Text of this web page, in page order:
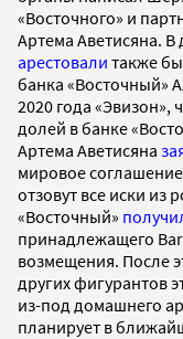
«Восточного» и
Артема Аветисяна. В
арестовали также
банка «Восточный»
2020 года «Эвизон»,
долей в банке
Артема Аветисяна
мировое
отзовут все иски из
«Восточный»
принадлежащего
возмещения. После
других фигурантов
из-под домашнего
планирует в